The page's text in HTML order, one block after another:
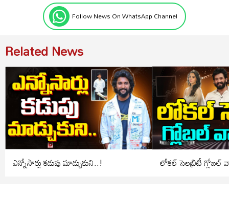
Follow News On WhatsApp Channel
Related News
ఎన్నోసార్లు కడుపు మాడ్చుకుని..! లోకల్ సెలబ్రిటీ గ్లోబల్